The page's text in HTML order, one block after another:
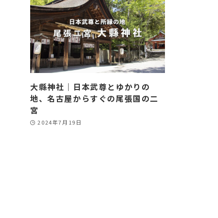
大縣神社｜日本武尊とゆかりの
地、名古屋からすぐの尾張国の二
宮
2024年7月19日